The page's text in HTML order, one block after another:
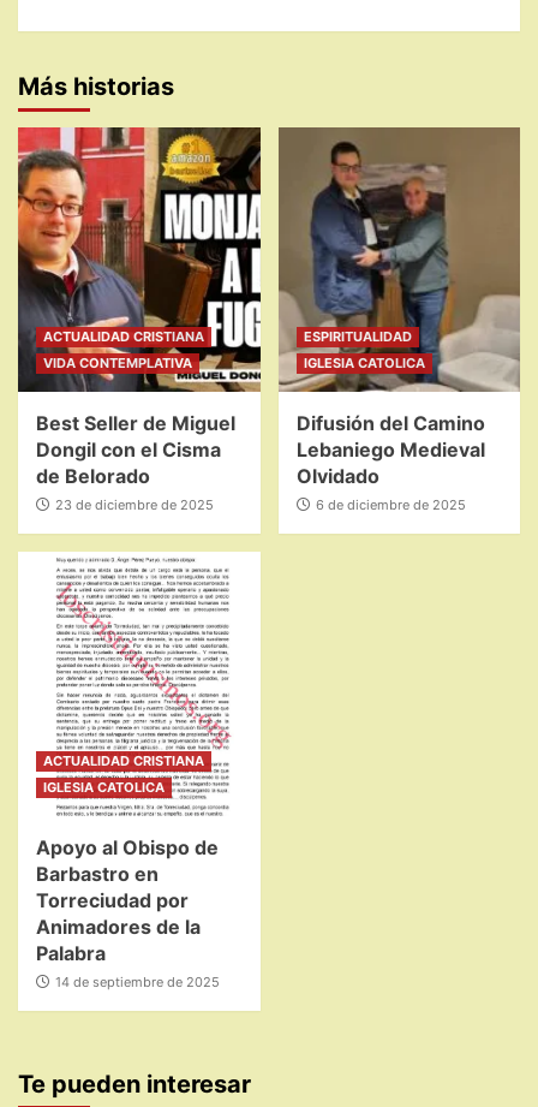
Más historias
ACTUALIDAD CRISTIANA
VIDA CONTEMPLATIVA
Best Seller de Miguel
Dongil con el Cisma
de Belorado
23 de diciembre de 2025
ESPIRITUALIDAD
IGLESIA CATOLICA
Difusión del Camino
Lebaniego Medieval
Olvidado
6 de diciembre de 2025
ACTUALIDAD CRISTIANA
IGLESIA CATOLICA
Apoyo al Obispo de
Barbastro en
Torreciudad por
Animadores de la
Palabra
14 de septiembre de 2025
Te pueden interesar